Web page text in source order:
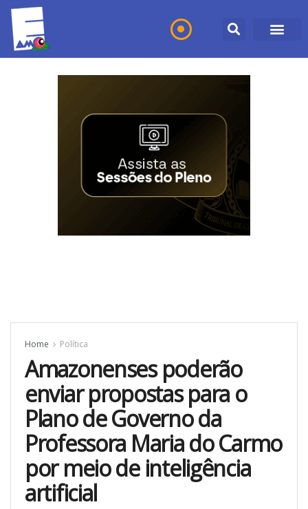
Home Política
Amazonenses poderão
enviar propostas para o
Plano de Governo da
Professora Maria do Carmo
por meio de inteligência
artificial